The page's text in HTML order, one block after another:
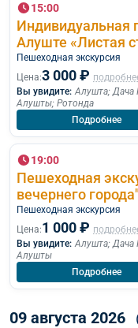
15:00
Индивидуальная
Алуште «Листая
Пешеходная экскурcия
Цена:3 000 ₽
Вы увидите: Алушта;Дача
Алушты; Ротонда
Подробнее
19:00
Пешеходная
вечернего города"
Пешеходная экскурcия
Цена:1 000 ₽
Вы увидите: Алушта;Дача
Алушты
Подробнее
09 августа 2026